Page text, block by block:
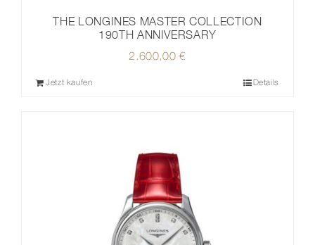
THE LONGINES MASTER COLLECTION
190TH ANNIVERSARY
2.600,00€
Jetzt kaufen Details